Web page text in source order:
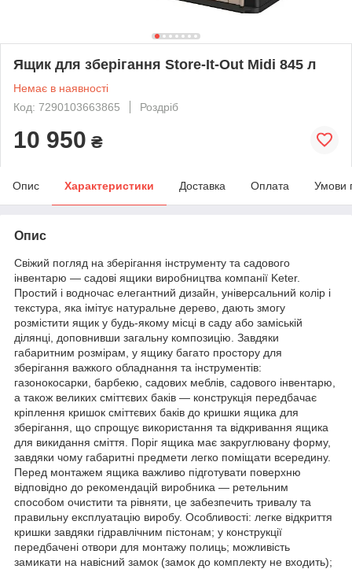
Ящик для зберігання Store-It-Out Midi 845 л
Немає в наявності
Код: 7290103663865
Роздріб
10 950 ₴
Опис Характеристики Доставка Оплата Умови
Опис
Свіжий погляд на зберігання інструменту та садового
інвентарю — садові ящики виробництва компанії Keter.
Простий і водночас елегантний дизайн, універсальний колір і
текстура, яка імітує натуральне дерево, дають змогу
розмістити ящик у будь-якому місці в саду або заміській
ділянці, доповнивши загальну композицію. Завдяки
габаритним розмірам, у ящику багато простору для
зберігання важкого обладнання та інструментів:
газонокосарки, барбекю, садових меблів, садового інвентарю,
а також великих сміттєвих баків — конструкція передбачає
кріплення кришок сміттєвих баків до кришки ящика для
зберігання, що спрощує використання та відкривання ящика
для викидання сміття. Поріг ящика має закруглювану форму,
завдяки чому габаритні предмети легко поміщати всередину.
Перед монтажем ящика важливо підготувати поверхню
відповідно до рекомендацій виробника — ретельним
способом очистити та рівняти, це забезпечить тривалу та
правильну експлуатацію виробу. Особливості: легке відкриття
кришки завдяки гідравлічним пістонам; у конструкції
передбачені отвори для монтажу полиць; можливість
замикати на навісний замок (замок до комплекту не входить);